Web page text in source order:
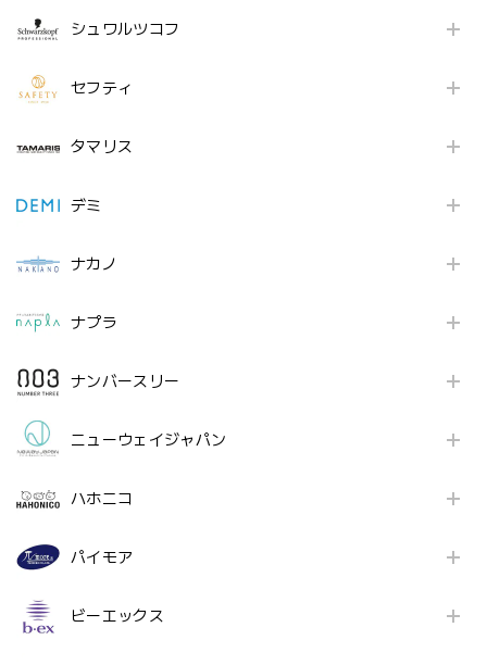
シュワルツコフ
セフティ
タマリス
デミ
ナカノ
ナプラ
ナンバースリー
ニューウェイジャパン
ハホニコ
パイモア
ビーエックス